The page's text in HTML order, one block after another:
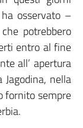
osservato –
potrebbero
entro al fine
all’ apertura
nella
fornito sempre